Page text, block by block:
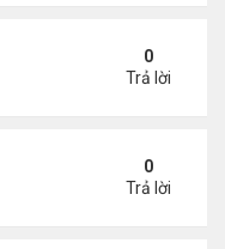
- siêu xe cho
0
Trả lời
0
Trả lời